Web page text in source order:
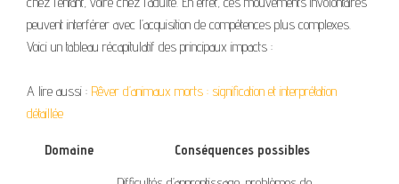
peuvent interférer avec l’acquisition de compétences plus complexes.
Voici un tableau récapitulatif des principaux impacts :
A lire aussi : Rêver d’animaux morts : signification et interprétation
détaillée
Domaine Conséquences possibles